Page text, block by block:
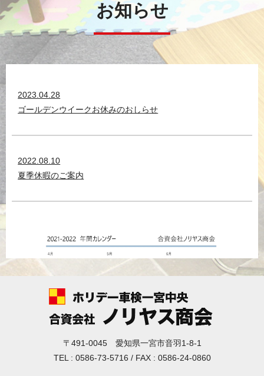
お知らせ
2023.04.28
ゴールデンウイークお休みのおしらせ
2022.08.10
夏季休暇のご案内
〒491-0045 愛知県一宮市音羽1-8-1
TEL : 0586-73-5716 / FAX : 0586-24-0860